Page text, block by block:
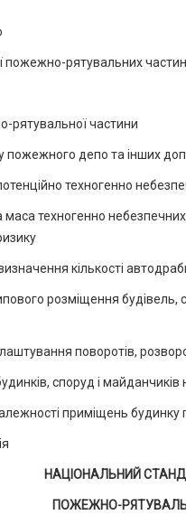
пожежно-рятувальних частин
рятувальної частини
депо та інших
техногенно
техногенно
кількості
розміщення
поворотів,
споруд і
приміщень
НАЦІОНАЛЬНИЙ
ПОЖЕЖНО-